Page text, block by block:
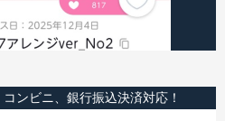
ンビニ、銀行振込決済対応！